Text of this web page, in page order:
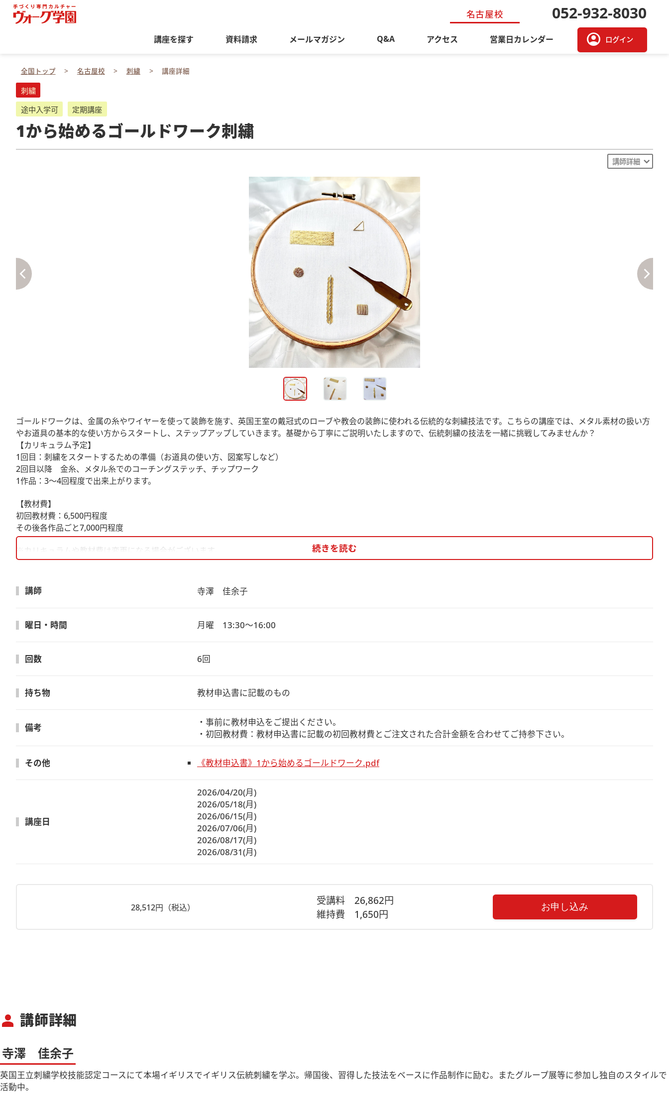
名古屋校 052-932-8030
講座を探す 資料請求 メールマガジン Q&A アクセス 営業日カレンダー account_circle ログイン
全国トップ 名古屋校 刺繍 講座詳細
刺繍
途中入学可
定期講座
1から始めるゴールドワーク刺繍
講師詳細
ゴールドワークは、金属の糸やワイヤーを使って装飾を施す、英国王室の戴冠式のローブや教会の装飾に使われる伝統的な刺繍技法です。こちらの講座では、メタル素材の扱い方
やお道具の基本的な使い方からスタートし、ステップアップしていきます。基礎から丁寧にご説明いたしますので、伝統刺繍の技法を一緒に挑戦してみませんか？
【カリキュラム予定】
1回目：刺繍をスタートするための準備（お道具の使い方、図案写しなど）
2回目以降 金糸、メタル糸でのコーチングステッチ、チップワーク
1作品：3～4回程度で出来上がります。
【教材費】
初回教材費：6,500円程度
その後各作品ごと7,000円程度
※カリキュラムや教材費は変更になる場合がございます。 続きを読む
講師 寺澤　佳余子
曜日・時間 月曜　13:30～16:00
回数 6回
持ち物 教材申込書に記載のもの
備考
・事前に教材申込をご提出ください。
・初回教材費：教材申込書に記載の初回教材費とご注文された合計金額を合わせてご持参下さい。
その他 《教材申込書》1から始めるゴールドワーク.pdf
講座日
2026/04/20(月)
2026/05/18(月)
2026/06/15(月)
2026/07/06(月)
2026/08/17(月)
2026/08/31(月)
28,512円（税込）
受講料 26,862円
維持費 1,650円
お申し込み
person 講師詳細
寺澤 佳余子
英国王立刺繍学校技能認定コースにて本場イギリスでイギリス伝統刺繍を学ぶ。帰国後、習得した技法をベースに作品制作に励む。またグループ展等に参加し独自のスタイルで
活動中。